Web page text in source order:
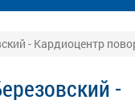
- Кардиоцентр
-